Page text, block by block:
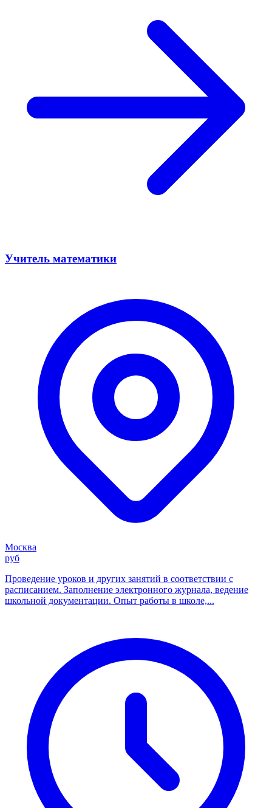
Учитель математики
Москва
руб
Проведение уроков и других занятий в соответствии с
расписанием. Заполнение электронного журнала, ведение
школьной документации. Опыт работы в школе,...